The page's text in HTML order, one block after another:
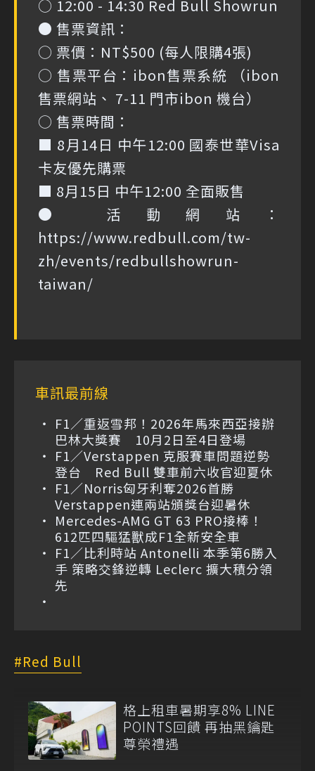
○ 12:00 - 14:30 Red Bull Showrun
● 售票資訊：
○ 票價：NT$500 (每人限購4張)
○ 售票平台：ibon售票系統 （ibon
售票網站、 7-11 門市ibon 機台）
○ 售票時間：
■ 8月14日 中午12:00 國泰世華Visa
卡友優先購票
■ 8月15日 中午12:00 全面販售
● 活動網站：
https://www.redbull.com/tw-
zh/events/redbullshowrun-
taiwan/
車訊最前線
F1／重返雪邦！2026年馬來西亞接辦
巴林大獎賽 10月2日至4日登場
F1／Verstappen 克服賽車問題逆勢
登台 Red Bull 雙車前六收官迎夏休
F1／Norris匈牙利奪2026首勝
Verstappen連兩站頒獎台迎暑休
Mercedes-AMG GT 63 PRO接棒！
612匹四驅猛獸成F1全新安全車
F1／比利時站 Antonelli 本季第6勝入
手 策略交鋒逆轉 Leclerc 擴大積分領
先
Red Bull
格上租車暑期享8% LINE
POINTS回饋 再抽黑鑰匙
尊榮禮遇